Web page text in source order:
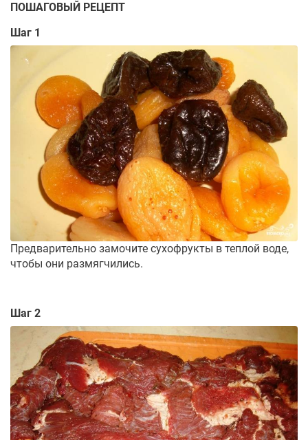
ПОШАГОВЫЙ РЕЦЕПТ
Шаг 1
Предварительно замочите сухофрукты в теплой воде,
чтобы они размягчились.
Шаг 2